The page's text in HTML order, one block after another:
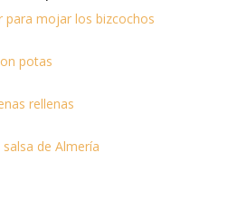
para mojar los bizcochos
potas
rellenas
salsa de Almería